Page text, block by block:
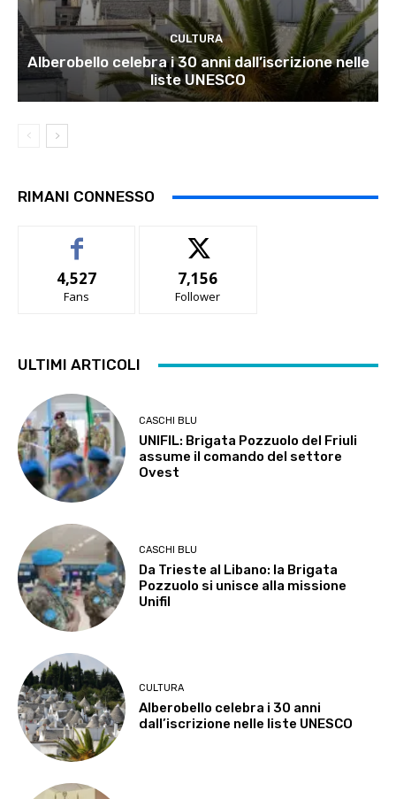
CULTURA
Alberobello celebra i 30 anni dall’iscrizione nelle
liste UNESCO
RIMANI CONNESSO
4,527
Fans
7,156
Follower
ULTIMI ARTICOLI
CASCHI BLU
UNIFIL: Brigata Pozzuolo del Friuli
assume il comando del settore
Ovest
CASCHI BLU
Da Trieste al Libano: la Brigata
Pozzuolo si unisce alla missione
Unifil
CULTURA
Alberobello celebra i 30 anni
dall’iscrizione nelle liste UNESCO